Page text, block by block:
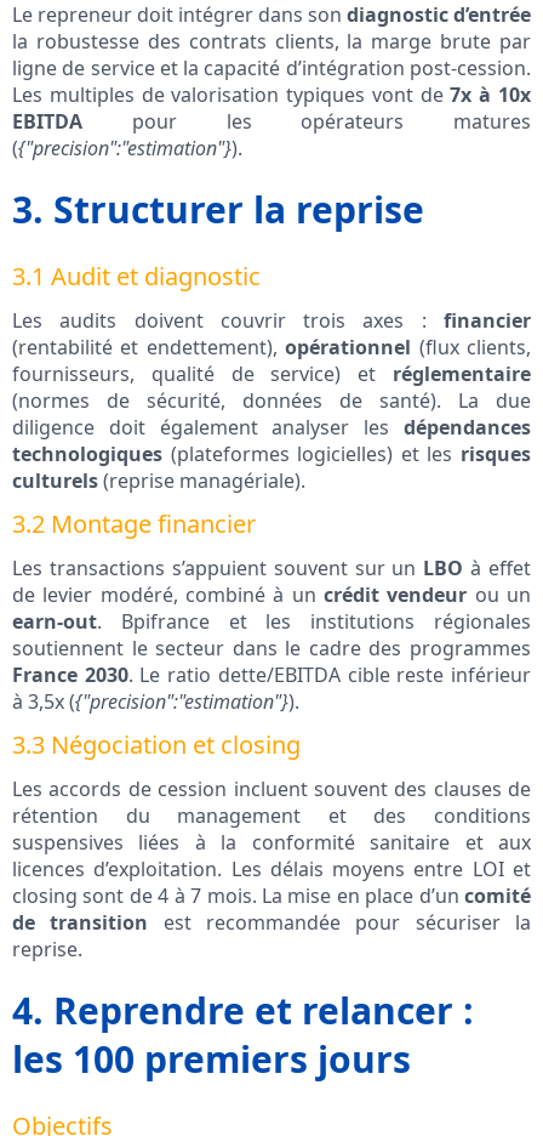
Le repreneur doit intégrer dans son diagnostic d’entrée
la robustesse des contrats clients, la marge brute par
ligne de service et la capacité d’intégration post-cession.
Les multiples de valorisation typiques vont de7x à 10x
EBITDA pour les opérateurs matures
({"precision":"estimation"}).
3. Structurer la reprise
3.1 Audit et diagnostic
Les audits doivent couvrir trois axes : financier
(rentabilité et endettement),opérationnel (flux clients,
fournisseurs, qualité de service) et réglementaire
(normes de sécurité, données de santé). La due
diligence doit également analyser les dépendances
technologiques (plateformes logicielles) et les risques
culturels(reprise managériale).
3.2 Montage financier
Les transactions s’appuient souvent sur un LBO à effet
de levier modéré, combiné à un crédit vendeur ou un
earn-out. Bpifrance et les institutions régionales
soutiennent le secteur dans le cadre des programmes
France 2030. Le ratio dette/EBITDA cible reste inférieur
à 3,5x ({"precision":"estimation"}).
3.3 Négociation et closing
Les accords de cession incluent souvent des clauses de
rétention du management et des conditions
suspensives liées à la conformité sanitaire et aux
licences d’exploitation. Les délais moyens entre LOI et
closing sont de 4 à 7 mois. La mise en place d’un comité
de transition est recommandée pour sécuriser la
reprise.
4. Reprendre et relancer :
les 100 premiers jours
Objectifs